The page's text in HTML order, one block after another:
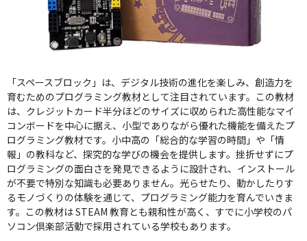
「スペースブロック」は、デジタル技術の進化を楽しみ、創造力を
育むためのプログラミング教材として注目されています。この教材
は、クレジットカード半分ほどのサイズに収められた高性能なマイ
コンボードを中心に据え、小型でありながら優れた機能を備えたプ
ログラミング教材です。小中高の「総合的な学習の時間」や「情
報」の教科など、探究的な学びの機会を提供します。挫折せずにプ
ログラミングの面白さを発見できるように設計され、インストール
が不要で特別な知識も必要ありません。光らせたり、動かしたりす
るモノづくりの体験を通じて、プログラミング能力を育んでいきま
す。この教材は STEAM 教育とも親和性が高く、すでに小学校のパ
ソコン倶楽部活動で採用されている学校もあります。